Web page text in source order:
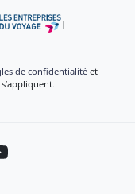
|
de confidentialitéet